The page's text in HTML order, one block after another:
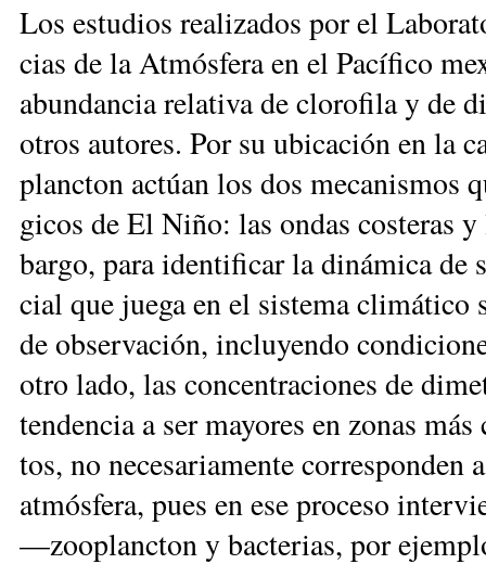
Los es­tu­dios rea­li­za­dos por el
cias de la At­mós­fe­ra en el Pa­cí­fi­co
abun­dan­cia re­la­ti­va de clo­ro­fi­la y de
otros au­to­res. Por su ubi­ca­ción en la
planc­ton ac­túan los dos
gi­cos de El Ni­ño: las on­das cos­te­ras
bar­go, pa­ra iden­ti­fi­car la di­ná­mi­ca
cial que jue­ga en el sis­te­ma cli­má­ti­co
de ob­ser­va­ción, in­clu­yen­do
otro la­do, las con­cen­tra­cio­nes de
ten­den­cia a ser ma­yo­res en zo­nas
tos, no ne­ce­sa­ria­men­te co­rres­pon­den
at­mós­fe­ra, pues en ese pro­ce­so
—zoo­planc­ton y bac­te­rias, por